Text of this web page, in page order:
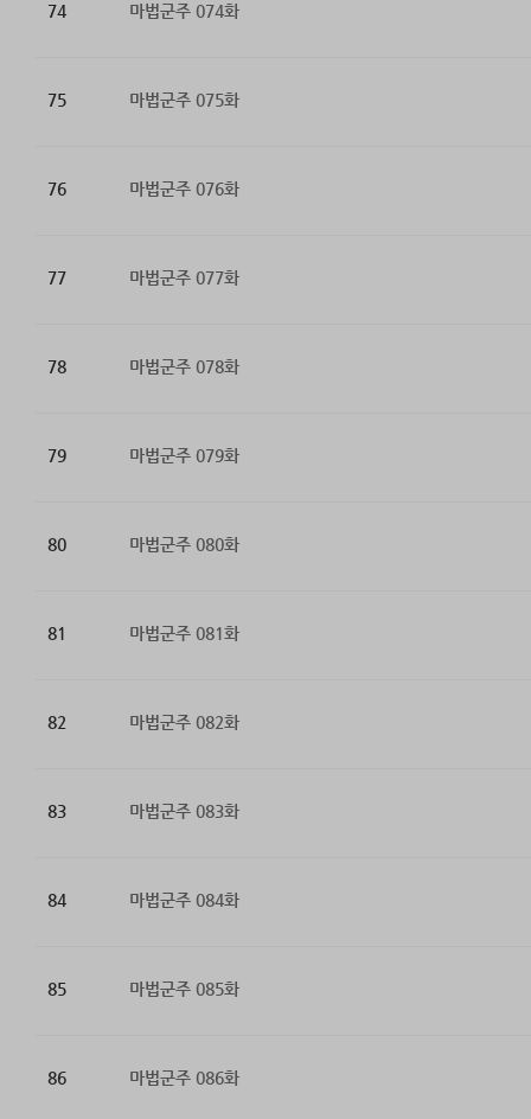
74 마법군주 074화
75 마법군주 075화
76 마법군주 076화
77 마법군주 077화
78 마법군주 078화
79 마법군주 079화
80 마법군주 080화
81 마법군주 081화
82 마법군주 082화
83 마법군주 083화
84 마법군주 084화
85 마법군주 085화
86 마법군주 086화